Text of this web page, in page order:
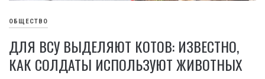
ОБЩЕСТВО
ДЛЯ ВСУ ВЫДЕЛЯЮТ КОТОВ: ИЗВЕСТНО,
КАК СОЛДАТЫ ИСПОЛЬЗУЮТ ЖИВОТНЫХ